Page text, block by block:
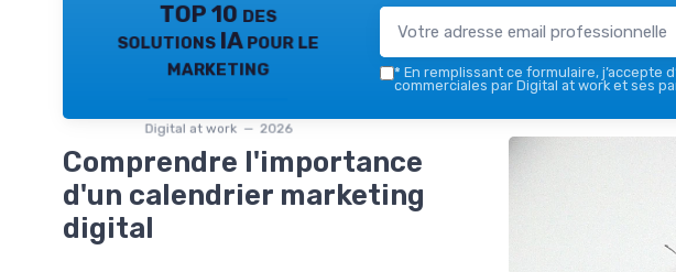
TOP 10 des
solutions IA pour le
marketing
Digital at work — 2026
* En remplissant ce formulaire, j’accepte
commerciales par Digital at work et ses
Comprendre l'importance
d'un calendrier marketing
digital